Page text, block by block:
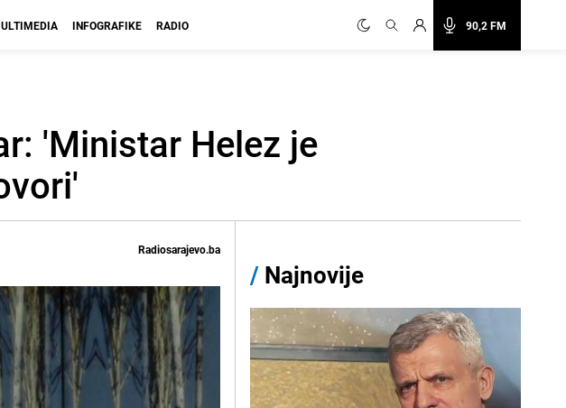
90,2 FM
INFOGRAFIKE RADIO
'Ministar Helez je
Radiosarajevo.ba
/ Najnovije